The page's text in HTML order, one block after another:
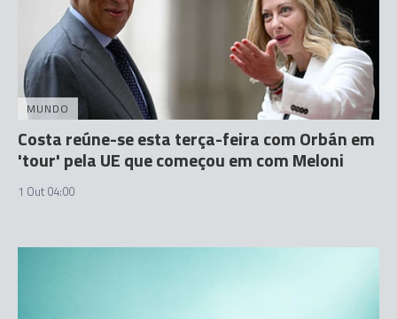
MUNDO
Costa reúne-se esta terça-feira com Orbán em
'tour' pela UE que começou em com Meloni
1 Out 04:00